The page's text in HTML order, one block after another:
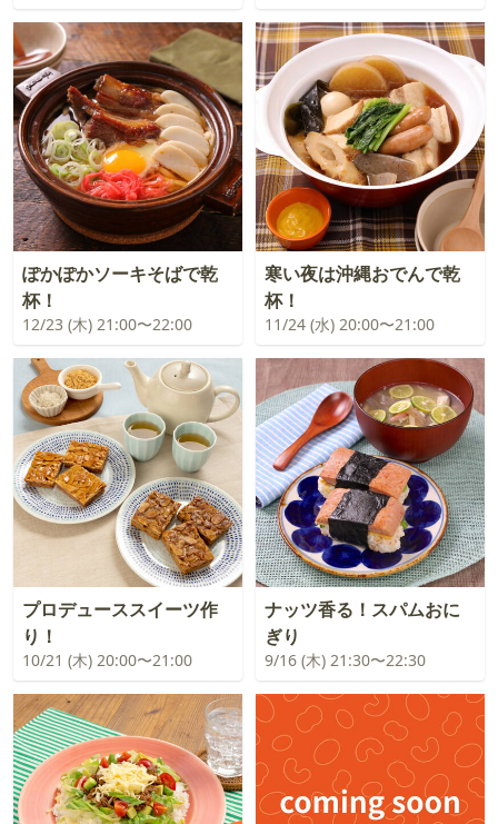
ぽかぽかソーキそばで乾
杯！
12/23 (木) 21:00〜22:00
寒い夜は沖縄おでんで乾
杯！
11/24 (水) 20:00〜21:00
プロデューススイーツ作
り！
10/21 (木) 20:00〜21:00
ナッツ香る！スパムおに
ぎり
9/16 (木) 21:30〜22:30